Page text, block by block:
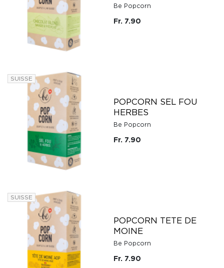
Be Popcorn
Fr. 7.90
SUISSE
POPCORN SEL FOU
HERBES
Be Popcorn
Fr. 7.90
SUISSE
POPCORN TETE DE
MOINE
Be Popcorn
Fr. 7.90